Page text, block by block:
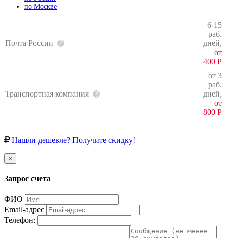
по Москве
Почта России
6-15
раб.
дней,
от
400 Р
Транспортная компания
от 3
раб.
дней,
от
800 Р
Нашли дешевле? Получите скидку!
×
Запрос счета
ФИО
Email-адрес
Телефон: